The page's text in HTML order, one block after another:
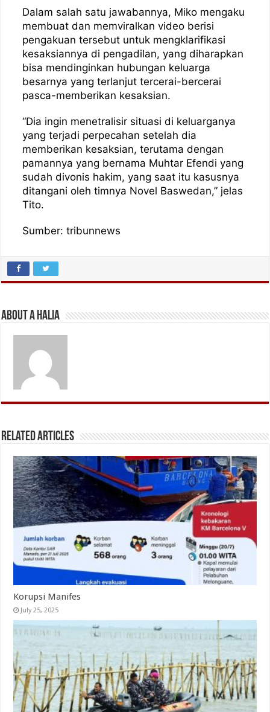
Dalam salah satu jawabannya, Miko mengaku
membuat dan memviralkan video berisi
pengakuan tersebut untuk mengklarifikasi
kesaksiannya di pengadilan, yang diharapkan
bisa mendinginkan hubungan keluarga
besarnya yang terlanjut tercerai-bercerai
pasca-memberikan kesaksian.
“Dia ingin menetralisir situasi di keluarganya
yang terjadi perpecahan setelah dia
memberikan kesaksian, terutama dengan
pamannya yang bernama Muhtar Efendi yang
sudah divonis hakim, yang saat itu kasusnya
ditangani oleh timnya Novel Baswedan,” jelas
Tito.
Sumber: tribunnews
About A Halia
Related Articles
Korupsi Manifes
July 25, 2025